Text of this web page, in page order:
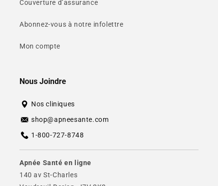
Couverture d’assurance
Abonnez-vous à notre infolettre
Mon compte
Nous Joindre
Nos cliniques
shop@apneesante.com
1-800-727-8748
Apnée Santé en ligne
140 av St-Charles